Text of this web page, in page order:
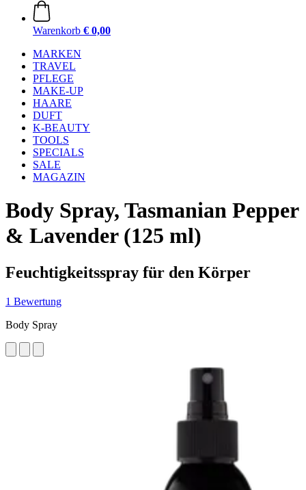
Warenkorb € 0,00
MARKEN
TRAVEL
PFLEGE
MAKE-UP
HAARE
DUFT
K-BEAUTY
TOOLS
SPECIALS
SALE
MAGAZIN
Body Spray, Tasmanian Pepper
& Lavender (125 ml)
Feuchtigkeitsspray für den Körper
1 Bewertung
Body Spray